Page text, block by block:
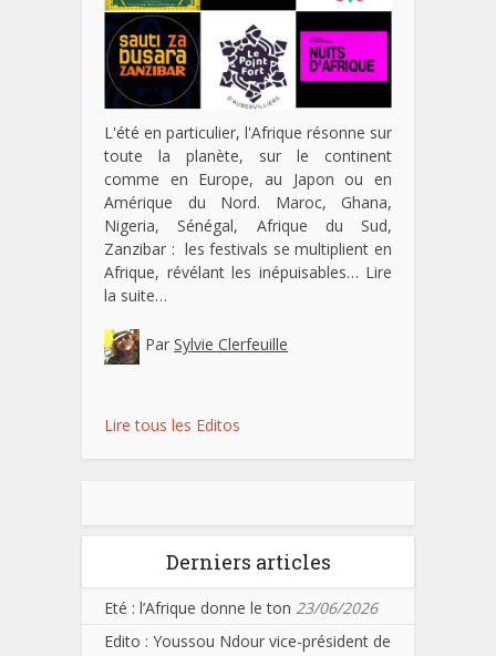
L'été en particulier, l'Afrique résonne sur
toute la planète, sur le continent
comme en Europe, au Japon ou en
Amérique du Nord. Maroc, Ghana,
Nigeria, Sénégal, Afrique du Sud,
Zanzibar : les festivals se multiplient en
Afrique, révélant les inépuisables… Lire
la suite…
Par Sylvie Clerfeuille
Lire tous les Editos
Derniers articles
Eté : l’Afrique donne le ton 23/06/2026
Edito : Youssou Ndour vice-président de